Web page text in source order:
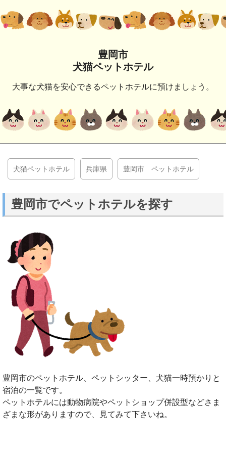
豊岡市
犬猫ペットホテル
大事な犬猫を安心できるペットホテルに預けましょう。
犬猫ペットホテル 兵庫県 豊岡市 ペットホテル
豊岡市でペットホテルを探す
豊岡市のペットホテル、ペットシッター、犬猫一時預かりと
宿泊の一覧です。
ペットホテルには動物病院やペットショップ併設型などさま
ざまな形がありますので、見てみて下さいね。